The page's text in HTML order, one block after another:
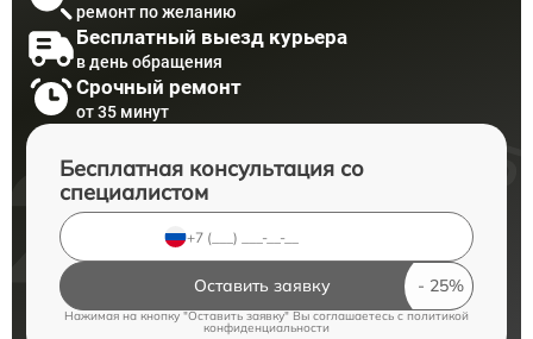
ремонт по желанию
Бесплатный выезд курьера
в день обращения
Срочный ремонт
от 35 минут
Бесплатная консультация со
специалистом
Оставить заявку
Нажимая на кнопку "Оставить заявку" Вы соглашаетесь cполитикой
конфиденциальности